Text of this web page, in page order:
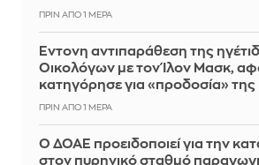
ΠΡΙΝ ΑΠΌ 1 ΜΈΡΑ
Έντονη αντιπαράθεση της
Οικολόγων με τον Ίλον Μασκ,
κατηγόρησε για «προδοσία» της
ΠΡΙΝ ΑΠΌ 1 ΜΈΡΑ
Ο ΔΟΑΕ προειδοποιεί για την
στον πυρηνικό σταθμό